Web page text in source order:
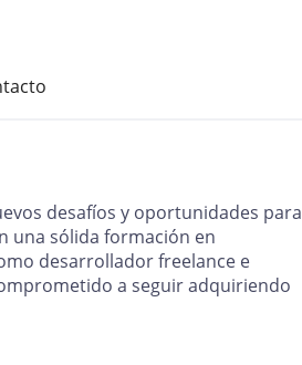
desafíos y oportunidades para
una sólida formación en
desarrollador freelance e
a seguir adquiriendo